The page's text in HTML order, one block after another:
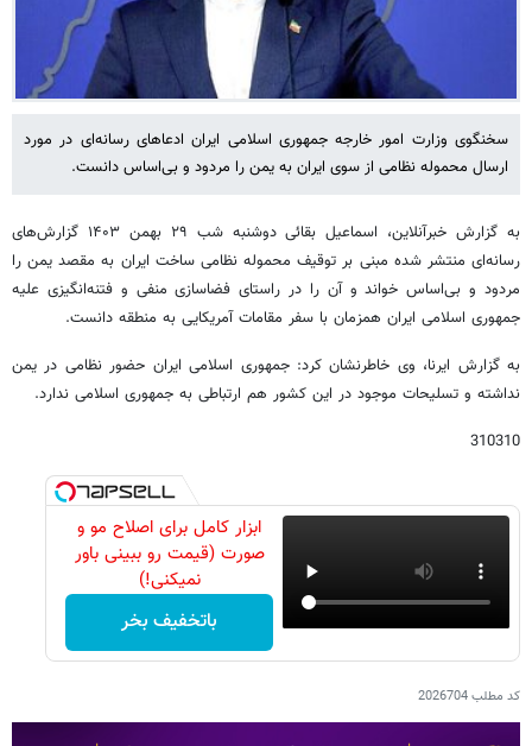
سخنگوی وزارت امور خارجه جمهوری اسلامی ایران ادعاهای رسانه‌ای در مورد
ارسال محموله نظامی از سوی ایران به یمن را مردود و بی‌اساس دانست.
به گزارش خبرآنلاین، اسماعیل بقائی دوشنبه شب ۲۹ بهمن ۱۴۰۳ گزارش‌های
رسانه‌ای منتشر شده مبنی بر توقیف محموله نظامی ساخت ایران به مقصد یمن را
مردود و بی‌اساس خواند و آن را در راستای فضاسازی منفی و فتنه‌انگیزی علیه
جمهوری اسلامی ایران همزمان با سفر مقامات آمریکایی به منطقه دانست.
به گزارش ایرنا، وی خاطرنشان کرد: جمهوری اسلامی ایران حضور نظامی در یمن
نداشته و تسلیحات موجود در این کشور هم ارتباطی به جمهوری اسلامی ندارد.
310310
ابزار کامل برای اصلاح مو و
صورت (قیمت رو ببینی باور
نمیکنی!)
باتخفیف بخر
کد مطلب2026704